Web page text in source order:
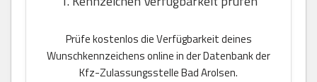
Prüfe kostenlos die Verfügbarkeit deines
Wunschkennzeichens online in der Datenbank der
Kfz-Zulassungsstelle Bad Arolsen.